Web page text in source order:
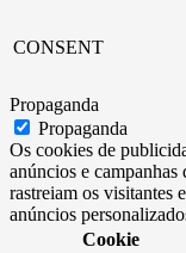
CONSENT
Propaganda
Propaganda
Os cookies de
anúncios e campanhas
rastreiam os visitantes
anúncios
Cookie